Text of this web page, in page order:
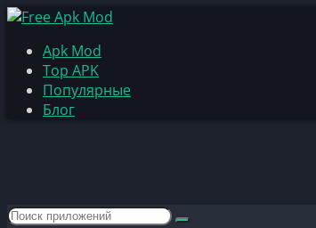
Apk Mod
Top APK
Популярные
Блог